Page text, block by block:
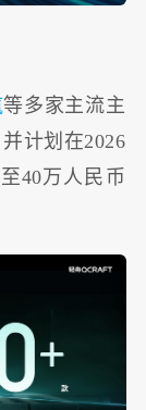
等多家主流主
计划在2026
40万人民币